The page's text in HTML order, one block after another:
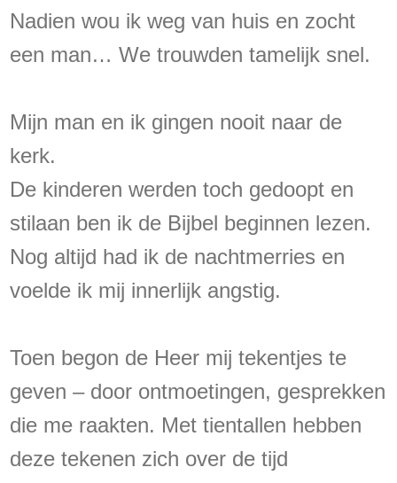
Nadien wou ik weg van huis en zocht
een man… We trouwden tamelijk snel.
Mijn man en ik gingen nooit naar de
kerk.
De kinderen werden toch gedoopt en
stilaan ben ik de Bijbel beginnen lezen.
Nog altijd had ik de nachtmerries en
voelde ik mij innerlijk angstig.
Toen begon de Heer mij tekentjes te
geven – door ontmoetingen, gesprekken
die me raakten. Met tientallen hebben
deze tekenen zich over de tijd